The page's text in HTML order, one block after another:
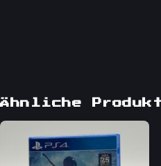
Ähnliche